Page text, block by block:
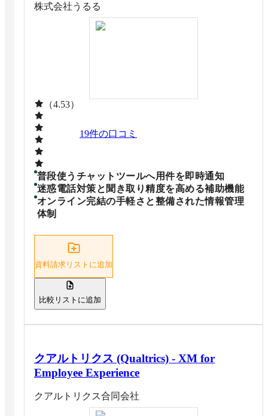
株式会社うるる
（4.53）
19件の口コミ
普段使うチャットツールへ用件を即時通知
迷惑電話対策と聞き取り精度を高める補助機能
オンライン完結の手軽さと整備された情報管理
体制
資料請求リストに追加
比較リストに追加
クアルトリクス (Qualtrics) - XM for
Employee Experience
クアルトリクス合同会社